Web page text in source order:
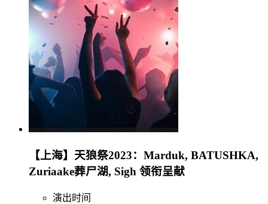
【上海】天狼祭2023：Marduk, BATUSHKA,
Zuriaake葬尸湖, Sigh 领衔呈献
演出时间